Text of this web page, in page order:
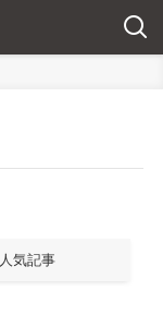
人気記事